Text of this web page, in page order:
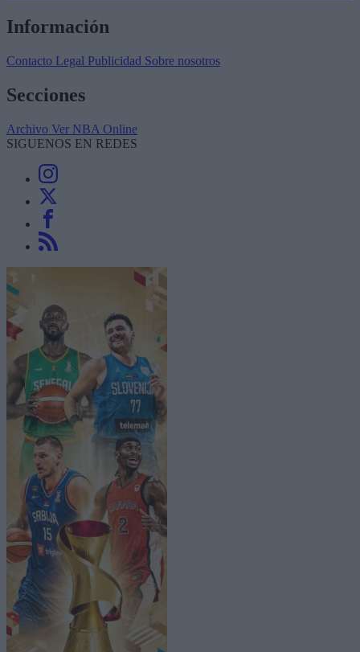
Información
Contacto Legal Publicidad Sobre nosotros
Secciones
Archivo Ver NBA Online
SIGUENOS EN REDES